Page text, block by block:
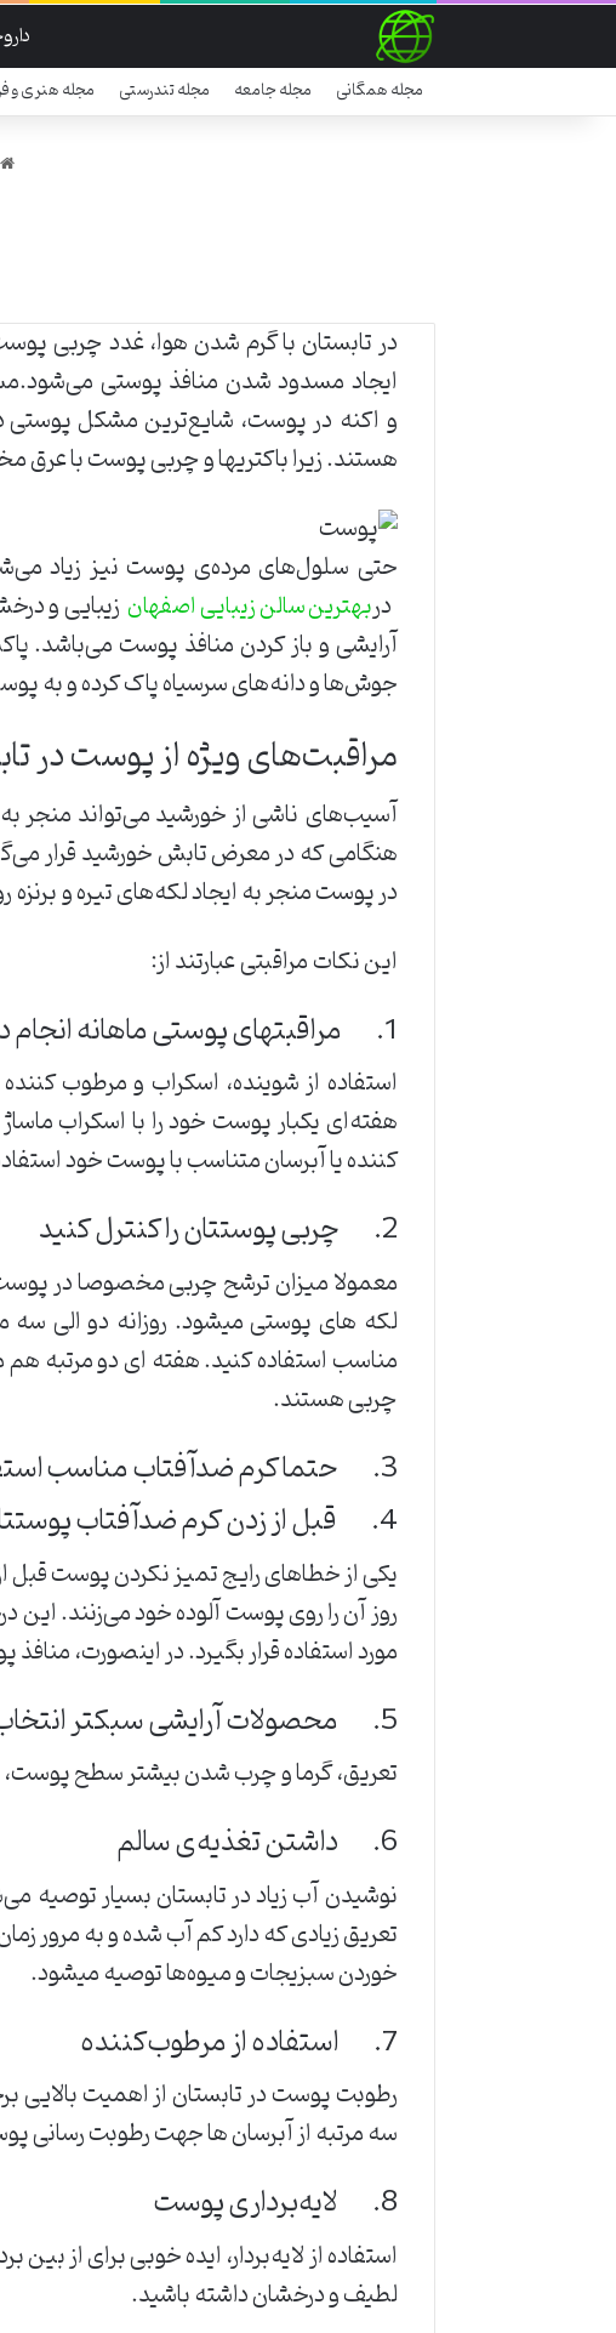
مجله همگانی مجله جامعه مجله تندرستی مجله هنری و
در تابستان با گرم شدن هوا، غدد چربی
ایجاد مسدود شدن منافذ پوستی
و اکنه در پوست، شایع‌ترین مشکل پوستی
هستند. زیرا باکتریها و چربی پوست با
حتی سلول‌های مرده‌ی پوست نیز زیاد
دربهترین سالن زیبایی اصفهانزیبایی و
آرایشی و باز کردن منافذ پوست می‌باشد.
جوش‌ها و دانه‌های سرسیاه پاک کرده و به
مراقبت‌های ویژه از پوست در
آسیب‌های ناشی از خورشید می‌تواند
هنگامی که در معرض تابش خورشید قرار
در پوست منجر به ایجاد لکه‌های تیره و
این نکات مراقبتی عبارتند از:
1. مراقبتهای پوستی ماهانه انجام دهید
استفاده از شوینده‌، اسکراب و مرطوب
هفته‌ای یکبار پوست خود را با اسکراب
کننده یا آبرسان متناسب با پوست خود
2. چربی پوستتان را کنترل کنید
معمولا میزان ترشح چربی مخصوصا در
لکه های پوستی میشود. روزانه دو الی
مناسب استفاده کنید. هفته ای دو مرتبه
چربی هستند.
3. حتما کرم ضدآفتاب مناسب استفاده کنید
4. قبل از زدن کرم ضدآفتاب پوستتان را پاک کنید
یکی از خطاهای رایج تمیز نکردن پوست قبل
روز آن را روی پوست آلوده خود می‌زنند.
مورد استفاده قرار بگیرد. در اینصورت،
5. محصولات آرایشی سبکتر انتخاب کنید
تعریق، گرما و چرب شدن بیشتر سطح
6. داشتن تغذیه‌ی سالم
نوشیدن آب زیاد در تابستان بسیار
تعریق زیادی که دارد کم آب شده و به
خوردن سبزیجات و میوه‌ها توصیه میشود.
7. استفاده از مرطوب‌کننده
رطوبت پوست در تابستان از اهمیت بالایی
سه مرتبه از آبرسان ها جهت رطوبت رسانی
8. لایه‌برداری پوست
استفاده از لایه‌بردار، ایده خوبی برای از
لطیف و درخشان داشته باشید.